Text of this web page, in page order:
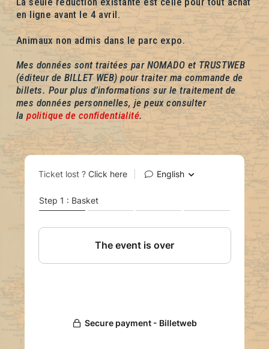
en ligne avant le 4 avril.
Animaux non admis dans le parc expo.
Mes données sont traitées par NOMADO et TRUSTWEB
(éditeur de BILLET WEB) pour traiter ma commande de
billets. Pour plus d’informations sur le traitement de
mes données personnelles, je peux consulter
lapolitique de confidentialité.